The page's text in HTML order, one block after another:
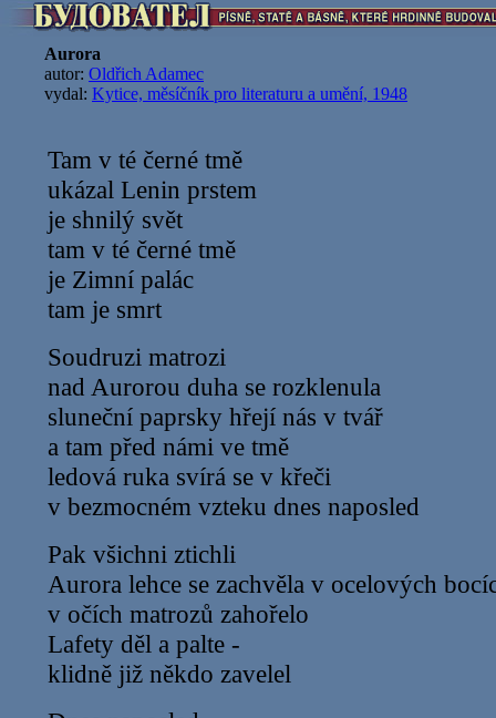
Aurora
autor: Oldřich Adamec
vydal: Kytice, měsíčník pro literaturu a umění, 1948
Tam v té černé tmě
ukázal Lenin prstem
je shnilý svět
tam v té černé tmě
je Zimní palác
tam je smrt
Soudruzi matrozi
nad Aurorou duha se rozklenula
sluneční paprsky hřejí nás v tvář
a tam před námi ve tmě
ledová ruka svírá se v křeči
v bezmocném vzteku dnes naposled
Pak všichni ztichli
Aurora lehce se zachvěla v ocelových
v očích matrozů zahořelo
Lafety děl a palte -
klidně již někdo zavelel